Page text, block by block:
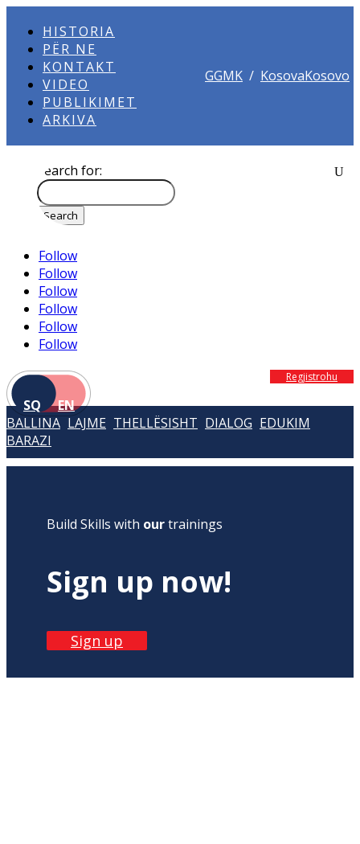
HISTORIA
PËR NE
KONTAKT
VIDEO
PUBLIKIMET
ARKIVA
GGMK / KosovaKosovo
Search for:
Follow
Follow
Follow
Follow
Follow
Follow
SQ EN
Regjistrohu
BALLINA LAJME THELLËSISHT DIALOG EDUKIM
BARAZI
Build Skills with ourtrainings
Sign up now!
Sign up